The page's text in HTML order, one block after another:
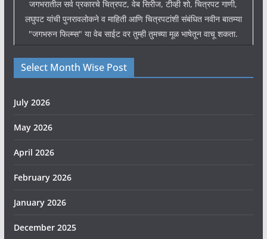
जगभरातील सर्व प्रकारचे चित्रपट, वेब सिरीज, टीव्ही शो, चित्रपट गाणी,
लघुपट यांची पुनरावलोकने व माहिती आणि चित्रपटांशी संबंधित नवीन बातम्या
"जगभरुन फिल्म्स" या वेब साईट वर तुम्ही तुमच्या मूळ भाषेतून वाचू शकता.
Select Month Wise Post
July 2026
May 2026
April 2026
February 2026
January 2026
December 2025